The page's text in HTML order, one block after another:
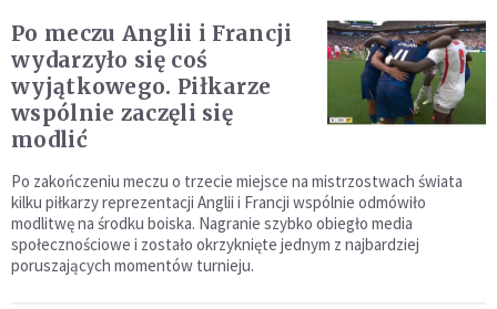
Po meczu Anglii i Francji
wydarzyło się coś
wyjątkowego. Piłkarze
wspólnie zaczęli się
modlić
Po zakończeniu meczu o trzecie miejsce na mistrzostwach świata
kilku piłkarzy reprezentacji Anglii i Francji wspólnie odmówiło
modlitwę na środku boiska. Nagranie szybko obiegło media
społecznościowe i zostało okrzyknięte jednym z najbardziej
poruszających momentów turnieju.